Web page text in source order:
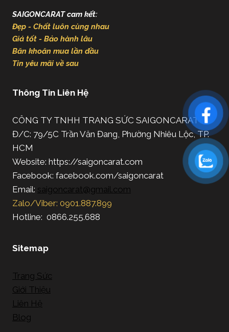
SAIGONCARAT cam kết:
Đẹp - Chất luôn cùng nhau
Giá tốt - Bảo hành lâu
Băn khoăn mua lần đầu
Tin yêu mãi về sau
Thông Tin Liên Hệ
CÔNG TY TNHH TRANG SỨC SAIGONCARAT
Đ/C: 79/5C Trần Văn Đang, Phường Nhiêu Lộc, TP.
HCM
Website: https://saigoncarat.com
Facebook: facebook.com/saigoncarat
Email: saigoncarat@gmail.com
Zalo/Viber: 0901.887.899
Hotline: 0866.255.688
Sitemap
Trang Sức
Giới Thiệu
Liên Hệ
Blog